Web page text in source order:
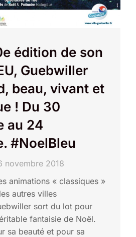
édition de son
Guebwiller
beau, vivant et
! Du 30
au 24
#NoelBleu
novembre 2018
animations « classiques »
autres villes
sort du lot pour
fantaisie de Noël.
sa beauté et pour sa